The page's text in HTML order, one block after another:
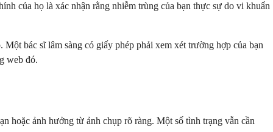
của họ là xác nhận rằng nhiễm trùng của bạn thực sự do vi khuẩn
bác sĩ lâm sàng có giấy phép phải xem xét trường hợp của bạn
web đó.
hoặc ảnh hưởng từ ảnh chụp rõ ràng. Một số tình trạng vẫn cần